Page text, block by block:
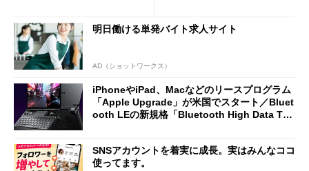
明日働ける単発バイト求人サイト
AD（ショットワークス）
iPhoneやiPad、Macなどのリースプログラム
「Apple Upgrade」が米国でスタート／Bluet
ooth LEの新規格「Bluetooth High Data Thr
SNSアカウントを着実に成長。実はみんなココ
使ってます。